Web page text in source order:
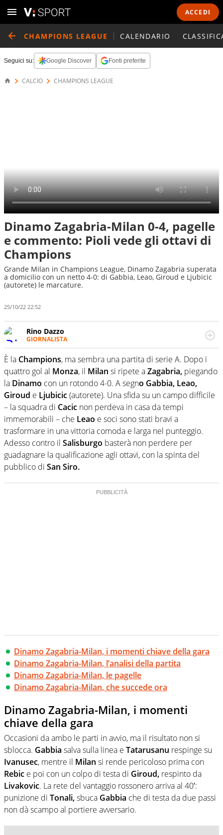
ACCEDI
CHAMPIONS LEAGUE CALENDARIO
Seguici su: Google Discover Fonti preferite
CALCIO CHAMPIONS LEAGUE
Dinamo Zagabria-Milan 0-4, pagelle
e commento: Pioli vede gli ottavi di
Champions
Grande Milan in Champions League, Dinamo Zagabria superata
a domicilio con un netto 4-0: di Gabbia, Leao, Giroud e Ljubicic
(autorete) le marcature.
25/10/22 22:52
Rino Dazzo
GIORNALISTA
Se mai ci fosse modo di traslare il glossario del calcio in
una nicchia di esperti, lui ne farebbe parte. Non si perde
una svista arbitrale né gli umori social del mondo delle
curve
È la Champions, ma sembra una partita di serie A. Dopo i
quattro gol al Monza, il Milan si ripete aZagabria, piegando
la Dinamo con un rotondo 4-0. A segno Gabbia, Leao,
Giroud e Ljubicic(autorete). Una sfida su un campo difficile
– la squadra di Cacic non perdeva in casa da tempi
immemorabili – che Leao e soci sono stati bravi a
trasformare in una vittoria comoda e larga nel punteggio.
Adesso contro il Salisburgo basterà non perdere per
guadagnare la qualificazione agli ottavi, con la spinta del
pubblico di San Siro.
Dinamo Zagabria-Milan, i momenti chiave della gara
Dinamo Zagabria-Milan, l’analisi della partita
Dinamo Zagabria-Milan, le pagelle
Dinamo Zagabria-Milan, che succede ora
Dinamo Zagabria-Milan, i momenti
chiave della gara
Occasioni da ambo le parti in avvio, ma il risultato non si
sblocca. Gabbia salva sulla linea e Tatarusanu respinge su
Ivanusec, mentre il Milan si rende pericoloso prima con
Rebic e poi con un colpo di testa di Giroud, respinto da
Livakovic. La rete del vantaggio rossonero arriva al 40′:
punizione di Tonali,sbuca Gabbia che di testa da due passi
non dà scampo al portiere avversario.